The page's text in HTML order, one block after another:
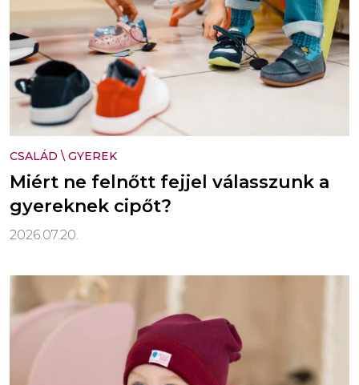
CSALÁD \ GYEREK
Miért ne felnőtt fejjel válasszunk a
gyereknek cipőt?
2026.07.20.